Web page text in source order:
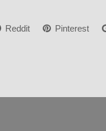
Reddit Pinterest